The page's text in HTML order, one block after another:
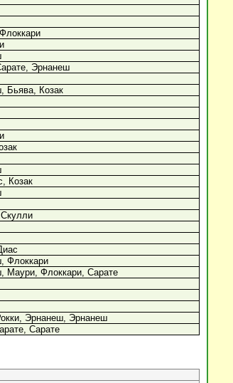
Эрнанеш
Бьява, Козак
Козак
Флоккари
Маури, Флоккари, Сарате
Эрнанеш, Эрнанеш
Сарате